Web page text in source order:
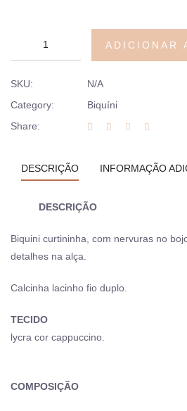
ADICIONAR
SKU:
N/A
Category:
Biquíni
Share:
DESCRIÇÃO INFORMAÇÃO
DESCRIÇÃO
Biquini curtininha, com nervuras no
detalhes na alça.
Calcinha lacinho fio duplo.
TECIDO
lycra cor cappuccino.
COMPOSIÇÃO